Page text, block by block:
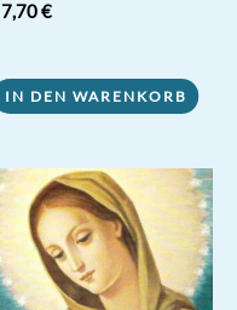
7,70€
IN DEN WARENKORB